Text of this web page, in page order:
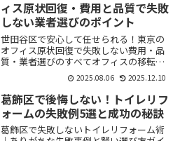
ィス原状回復・費用と品質で失敗
しない業者選びのポイント
世田谷区で安心して任せられる！東京の
オフィス原状回復で失敗しない費用・品
質・業者選びのすべてオフィスの移転や
退去を控えて「原状回復って何から始め
ればいいの？」「費用はどのくらいかか
るの？」「世田谷区や東京で信頼できる
原状回復業者はどうやって...
2025.08.06 2025.12.10
葛飾区で後悔しない！トイレリフ
ォームの失敗例5選と成功の秘訣
葛飾区で失敗しないトイレリフォーム術